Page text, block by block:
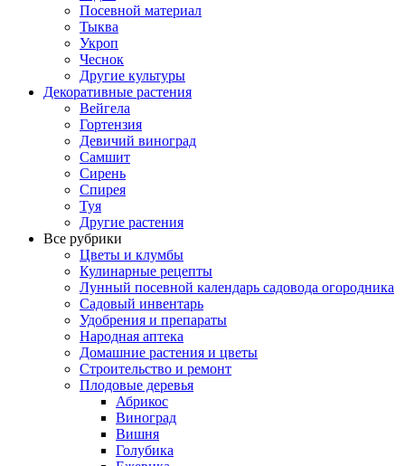
Посевной материал
Тыква
Укроп
Чеснок
Другие культуры
Декоративные растения
Вейгела
Гортензия
Девичий виноград
Самшит
Сирень
Спирея
Туя
Другие растения
Все рубрики
Цветы и клумбы
Кулинарные рецепты
Лунный посевной календарь садовода огородника
Садовый инвентарь
Удобрения и препараты
Народная аптека
Домашние растения и цветы
Строительство и ремонт
Плодовые деревья
Абрикос
Виноград
Вишня
Голубика